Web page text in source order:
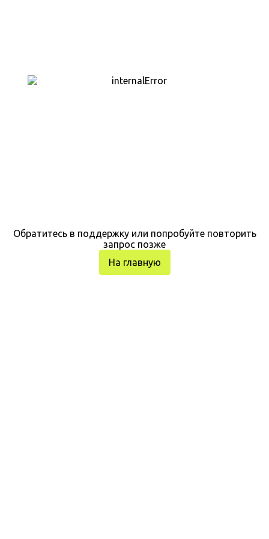
Обратитесь в поддержку или попробуйте повторить
запрос позже
На главную